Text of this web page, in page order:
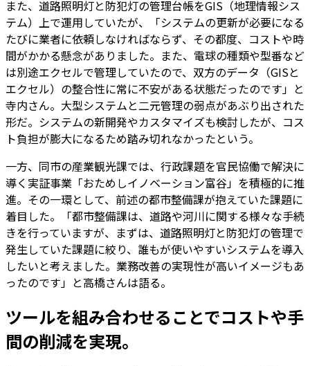
また、道路照明灯と防犯灯の管理台帳をGIS（地理情報シス
テム）上で運用していたが、「システムの更新が必要になる
たびに業者に依頼しなければならず、その都度、コストや時
間がかかる懸念がありました。また、電球の種類や型番など
は別途エクセルで管理していたので、双方のデータ（GISと
エクセル）の整合性に常に不安がある状態だったのです」と
寺内さん。大型システムと二元管理の弱点があぶり出された
形だ。システムの新開発やカスタマイズも検討したが、コス
ト負担が膨大になるため踏み切れなかったという。
一方、同市の産業観光課では、行政課題を官民協働で解決に
導く実証事業「おためしイノベーション富谷」を積極的に推
進。その一環として、前述の都市整備課が抱えていた課題に
着目した。「都市整備課は、道路や河川に関する様々な手続
きを行っていますが、まずは、道路照明灯と防犯灯の管理で
発生していた課題に絞り、誰もが使いやすいシステムを導入
したいと考えました。業務改善の実現性が高いイメージもあ
ったのです」と高橋さんは語る。
ツールを組み合わせることでコストや手
間の削減を実現。